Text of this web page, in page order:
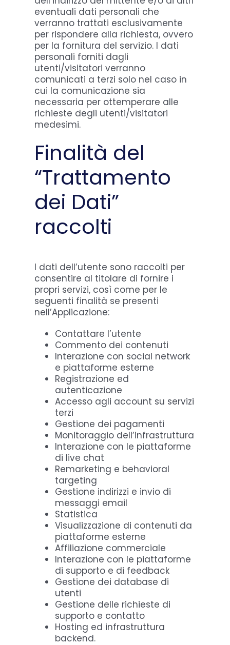
eventuali dati personali che
verranno trattati esclusivamente
per rispondere alla richiesta, ovvero
per la fornitura del servizio. I dati
personali forniti dagli
utenti/visitatori verranno
comunicati a terzi solo nel caso in
cui la comunicazione sia
necessaria per ottemperare alle
richieste degli utenti/visitatori
medesimi.
Finalità del
“Trattamento
dei Dati”
raccolti
I dati dell’utente sono raccolti per
consentire al titolare di fornire i
propri servizi, così come per le
seguenti finalità se presenti
nell’Applicazione:
Contattare l’utente
Commento dei contenuti
Interazione con social network
e piattaforme esterne
Registrazione ed
autenticazione
Accesso agli account su servizi
terzi
Gestione dei pagamenti
Monitoraggio dell’infrastruttura
Interazione con le piattaforme
di live chat
Remarketing e behavioral
targeting
Gestione indirizzi e invio di
messaggi email
Statistica
Visualizzazione di contenuti da
piattaforme esterne
Affiliazione commerciale
Interazione con le piattaforme
di supporto e di feedback
Gestione dei database di
utenti
Gestione delle richieste di
supporto e contatto
Hosting ed infrastruttura
backend.